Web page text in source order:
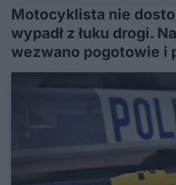
Motocyklista nie
wypadł z łuku drogi.
wezwano pogotowie i